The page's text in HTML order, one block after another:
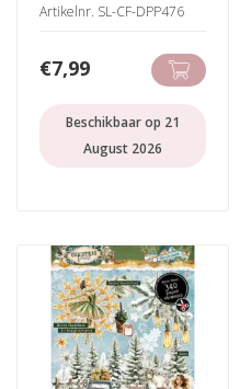
Artikelnr. SL-CF-DPP476
€7,99
Beschikbaar op 21
August 2026